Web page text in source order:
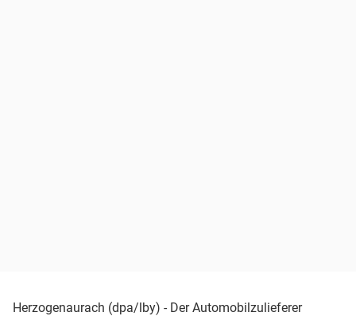
Herzogenaurach (dpa/lby) - Der Automobilzulieferer